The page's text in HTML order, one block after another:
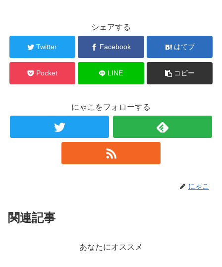
シェアする
Twitter Facebook はてブ
Pocket LINE コピー
にゃこをフォローする
にゃこ
関連記事
あなたにオススメ